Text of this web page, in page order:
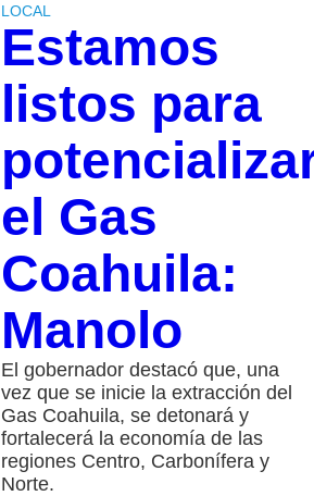
LOCAL
Estamos
listos para
el Gas
Coahuila:
Manolo
El gobernador destacó que, una
vez que se inicie la extracción del
Gas Coahuila, se detonará y
fortalecerá la economía de las
regiones Centro, Carbonífera y
Norte.